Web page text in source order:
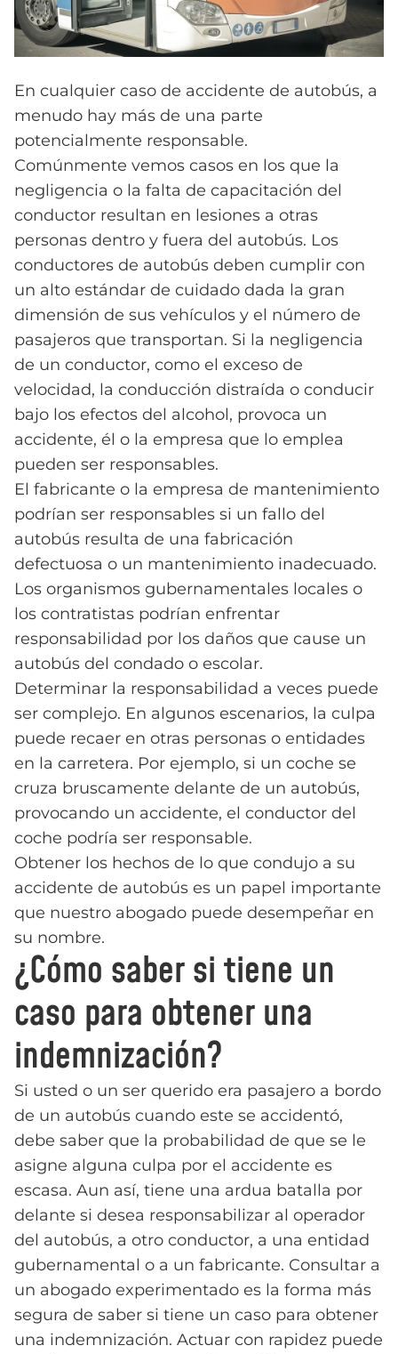
En cualquier caso de accidente de autobús, a
menudo hay más de una parte
potencialmente responsable.
Comúnmente vemos casos en los que la
negligencia o la falta de capacitación del
conductor resultan en lesiones a otras
personas dentro y fuera del autobús. Los
conductores de autobús deben cumplir con
un alto estándar de cuidado dada la gran
dimensión de sus vehículos y el número de
pasajeros que transportan. Si la negligencia
de un conductor, como el exceso de
velocidad, la conducción distraída o conducir
bajo los efectos del alcohol, provoca un
accidente, él o la empresa que lo emplea
pueden ser responsables.
El fabricante o la empresa de mantenimiento
podrían ser responsables si un fallo del
autobús resulta de una fabricación
defectuosa o un mantenimiento inadecuado.
Los organismos gubernamentales locales o
los contratistas podrían enfrentar
responsabilidad por los daños que cause un
autobús del condado o escolar.
Determinar la responsabilidad a veces puede
ser complejo. En algunos escenarios, la culpa
puede recaer en otras personas o entidades
en la carretera. Por ejemplo, si un coche se
cruza bruscamente delante de un autobús,
provocando un accidente, el conductor del
coche podría ser responsable.
Obtener los hechos de lo que condujo a su
accidente de autobús es un papel importante
que nuestro abogado puede desempeñar en
su nombre.
¿Cómo saber si tiene un
caso para obtener una
indemnización?
Si usted o un ser querido era pasajero a bordo
de un autobús cuando este se accidentó,
debe saber que la probabilidad de que se le
asigne alguna culpa por el accidente es
escasa. Aun así, tiene una ardua batalla por
delante si desea responsabilizar al operador
del autobús, a otro conductor, a una entidad
gubernamental o a un fabricante. Consultar a
un abogado experimentado es la forma más
segura de saber si tiene un caso para obtener
una indemnización. Actuar con rapidez puede